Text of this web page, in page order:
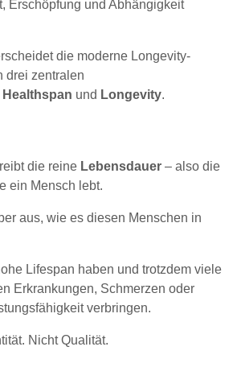
Erschöpfung und Abhängigkeit
die moderne Longevity-
drei zentralen
Healthspan und Longevity.
die reine Lebensdauer – also die
ein Mensch lebt.
aus, wie es diesen Menschen in
Lifespan haben und trotzdem viele
Erkrankungen, Schmerzen oder
verbringen.
Nicht Qualität.